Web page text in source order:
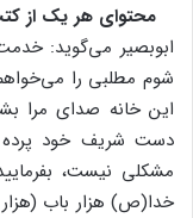
محتوای هر یک از
ابوبصیر می‌گوید:
شوم مطلبی را
این خانه صدای مرا
دست شریف خود پرده
مشکلی نیست،
خدا(ص) هزار باب